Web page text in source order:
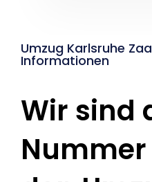
Umzug Karlsruhe
Informationen
Wir sind